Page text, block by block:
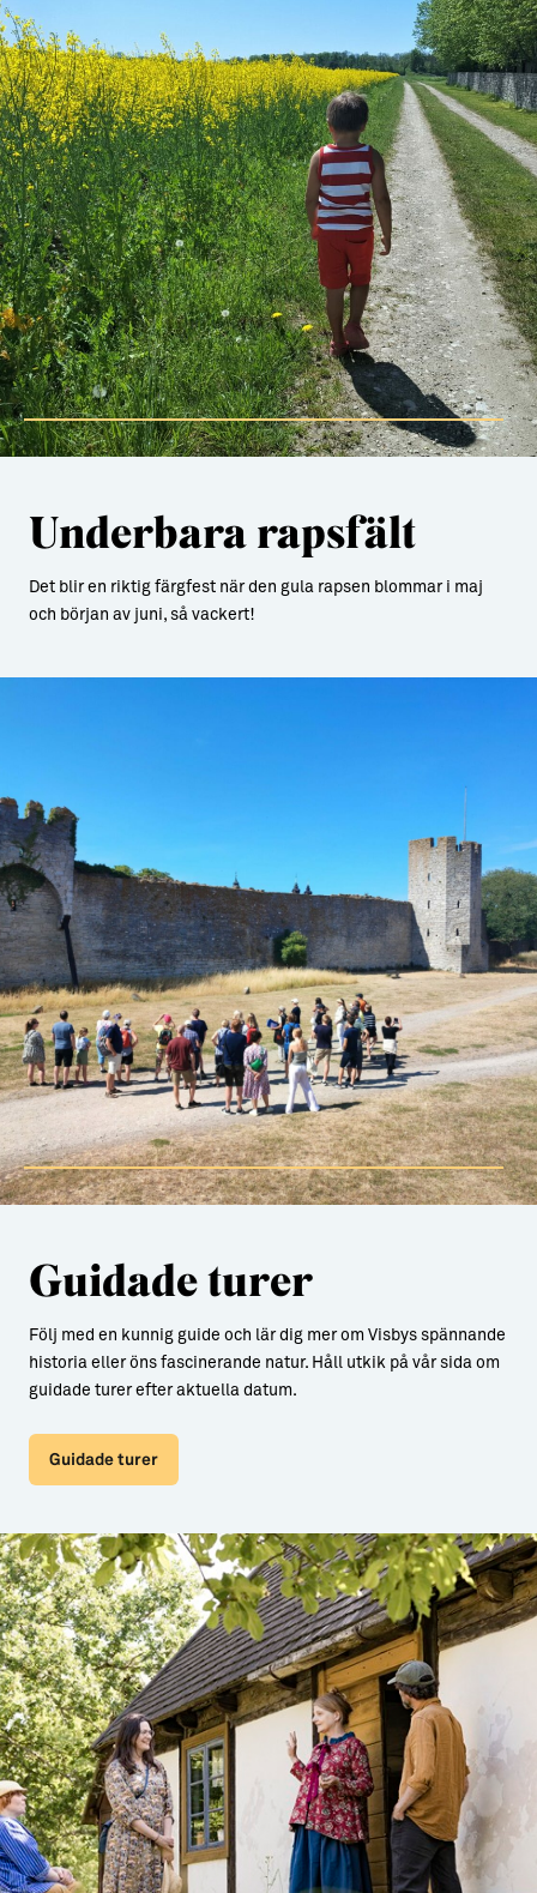
Underbara rapsfält
Det blir en riktig färgfest när den gula rapsen blommar i maj
och början av juni, så vackert!
Guidade turer
Följ med en kunnig guide och lär dig mer om Visbys spännande
historia eller öns fascinerande natur. Håll utkik på vår sida om
guidade turer efter aktuella datum.
Guidade turer